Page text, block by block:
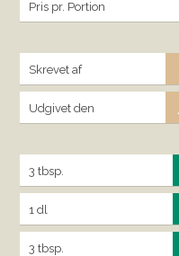
Pris pr. Portion
Skrevet af
Udgivet den
3 tbsp.
1 dl
3 tbsp.